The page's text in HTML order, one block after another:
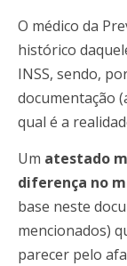
O médico da
histórico
INSS, sendo,
documentação
qual é a
Um atestado
diferença no
base neste
mencionados)
parecer pelo